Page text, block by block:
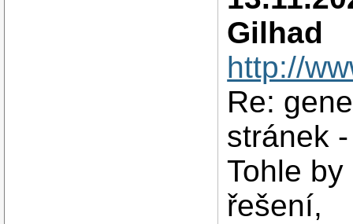
Gilhad
http://
Re:
stránek
Tohle
řešení,